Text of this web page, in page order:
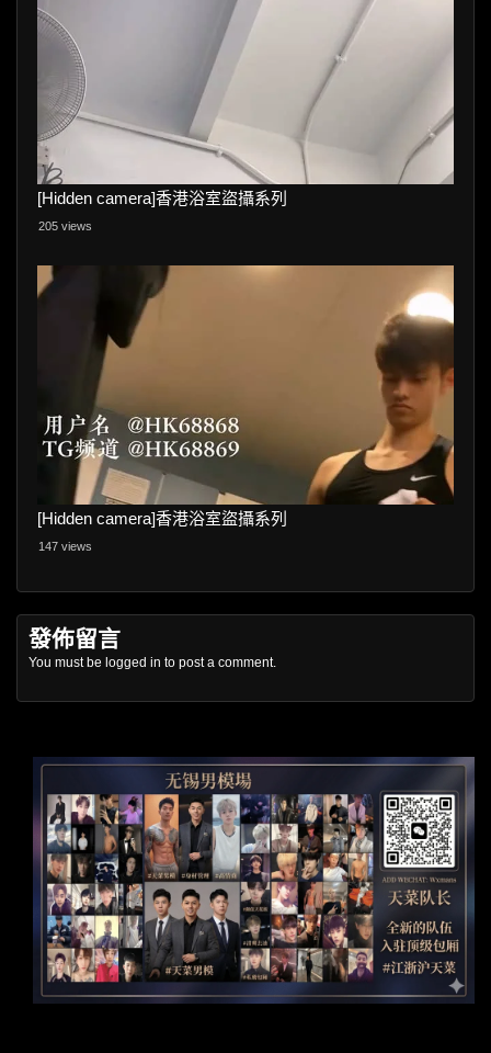
[Hidden camera]香港浴室盜攝系列
205 views
[Hidden camera]香港浴室盜攝系列
147 views
發佈留言
You must be logged in to post a comment.